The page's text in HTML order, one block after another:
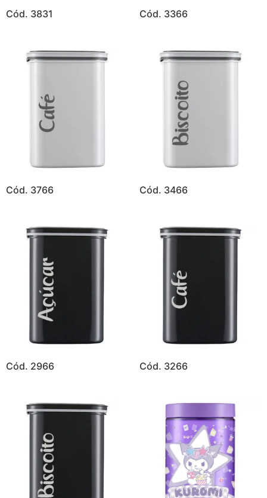
Cód. 3831 Cód. 3366
Cód. 3766 Cód. 3466
Cód. 2966 Cód. 3266